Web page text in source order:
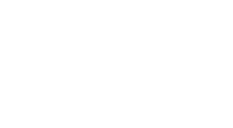
Safe
As notícias que o